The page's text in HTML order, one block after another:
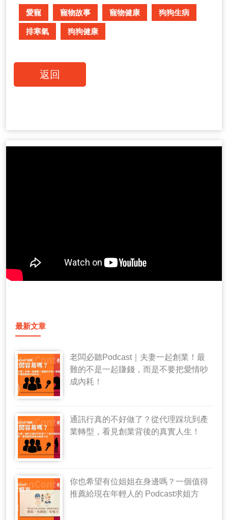
愛寵 寵物故事 寵物健康 狗狗生病
排寒氣 狗狗健康
返回
最新文章
老闆必聽Podcast｜夫妻一起創業！最
難的不是一起賺錢，而是不要把愛情吵
成內耗！
通訊行真的不好做了？從代理踩坑到產
業轉型，看見創業背後的真實人生！
你也希望有位姐姐在身邊嗎？一個值得
推薦給現在年輕人的 Podcast求姐方